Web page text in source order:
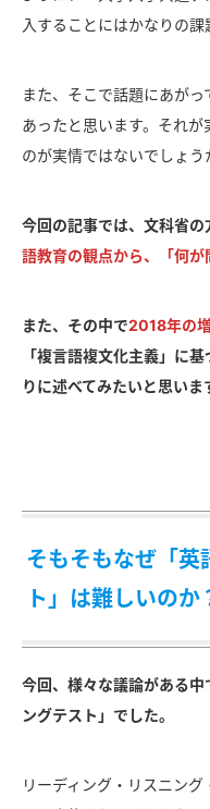
入することにはかなりの課
また、そこで話題にあが
あったと思います。それ
のが実情ではないでしょう
今回の記事では、文科省の
語教育の観点から、「何が
また、その中で2018年の
「複言語複文化主義」に
りに述べてみたいと思いま
そもそもなぜ「英
ト」は難しいのか
今回、様々な議論がある
ングテスト」でした。
リーディング・リスニン